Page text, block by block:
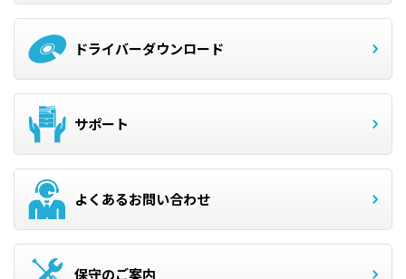
ドライバーダウンロード
サポート
よくあるお問い合わせ
保守のご案内